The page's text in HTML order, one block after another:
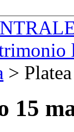
>
15